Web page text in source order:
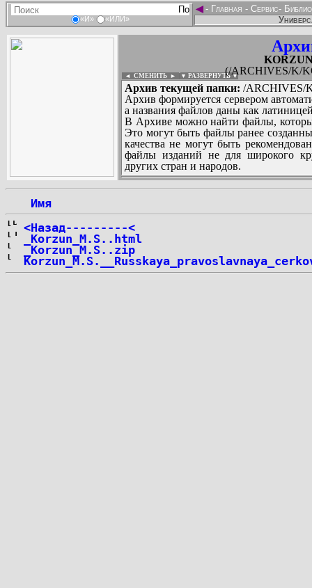
«И» «ИЛИ»
◄- Главная - Сервис-
(/ARCHIVES/K/
◄ СМЕНИТЬ ► ▼ РАЗВЕРНУТЬ ▼
Архив текущей папки: /ARCHIVES/
Архив формируется сервером
а названия файлов даны как
В Архиве можно найти файлы,
Это могут быть файлы ранее
качества не могут быть
файлы изданий не для широкого
других стран и народов.
Имя
<Назад---------<
_Korzun_M.S..html
_Korzun_M.S..zip